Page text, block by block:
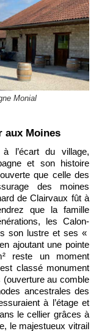
Monial
aux Moines
et son histoire
que celle des
des moines
de Clairvaux fût à
que la famille
les Calon-
son lustre et ses «
ajoutant une pointe
reste un moment
classé monument
au comble
ancestrales des
à l’étage et
le cellier grâces à
le majestueux vitrail